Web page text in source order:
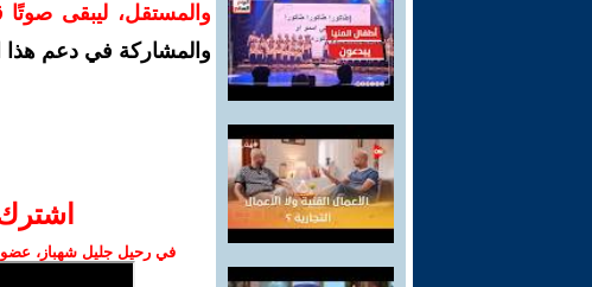
والمستقل، ليبقى صوتًا
والمشاركة في دعم هذا
في رحيل جليل شهباز، عضو